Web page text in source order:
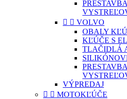
  VOLVO
OBALY
KĽÚČE S
TLAČIDLÁ
VÝPREDAJ
  MOTOKĽÚČE